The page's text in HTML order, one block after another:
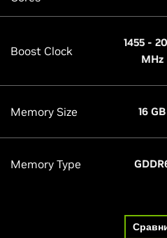
Boost Clock
1455 -
MHz
Memory Size 16 GB
Memory Type